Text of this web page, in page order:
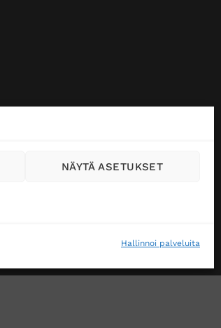
Hallinnoi palveluita
NÄYTÄ ASETUKSET